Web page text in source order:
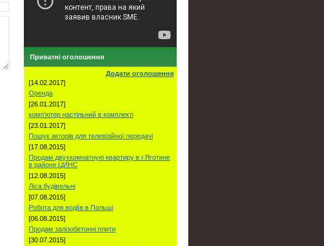
Приватні оголошення
Додати оголошення
[14.02.2017]
Оренда
[26.01.2017]
комп'ютер настільний в комплекті
[23.01.2017]
Пошук акторів для телевізійної передачі
[17.08.2015]
Продам двухкомнатную квартиру в г.Яготине
в районе ЦИНС
[12.08.2015]
Ліса будівельні
[07.08.2015]
Робота для водіїв в Польші
[06.08.2015]
Продам залізобетонні плити
[30.07.2015]